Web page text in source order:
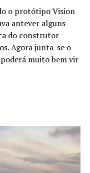
o protótipo Vision
antever alguns
do construtor
Agora junta-se o
poderá muito bem vir